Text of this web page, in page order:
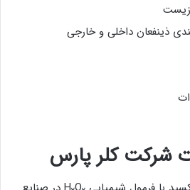
ذینفعان داخلی و خارجی
شرکت کلر پارس